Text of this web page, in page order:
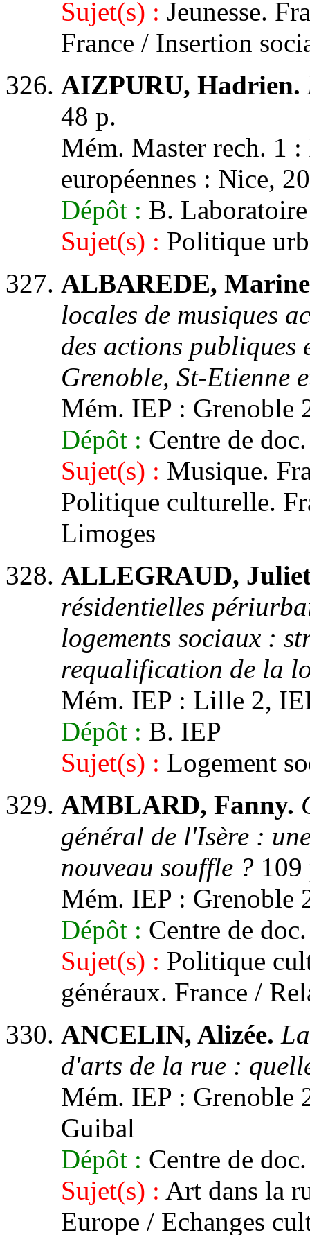
Sujet(s) : Jeunesse.
France / Insertion
AIZPURU, Hadrien.
48 p.
Mém. Master rech. 1
européennes : Nice,
Dépôt : B.
Sujet(s) : Politique
ALBAREDE,
locales de musiques
des actions publiques
Grenoble, St-Etienne
Mém. IEP : Grenoble
Dépôt : Centre de
Sujet(s) : Musique.
Politique culturelle.
Limoges
ALLEGRAUD,
résidentielles
logements sociaux :
requalification de la
Mém. IEP : Lille 2,
Dépôt : B. IEP
Sujet(s) : Logement
AMBLARD, Fanny.
général de l'Isère :
nouveau souffle ? 109
Mém. IEP : Grenoble
Dépôt : Centre de
Sujet(s) : Politique
généraux. France /
ANCELIN, Alizée.
d'arts de la rue :
Mém. IEP : Grenoble
Guibal
Dépôt : Centre de
Sujet(s) : Art dans la
Europe / Echanges